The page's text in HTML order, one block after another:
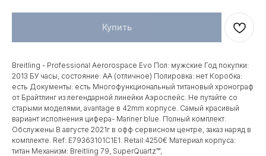
Купить
Breitling - Professional Aerorospace Evo Пол: мужские Год покупки:
2013 БУ часы, состояние: AA (отличное) Полировка: нет Коробка:
есть Документы: есть Многофункциональный титановый хронограф
от Брайтлинг из легендарной линейки Аэроспейс. Не путайте со
старыми моделями, avantage в 42mm корпусе. Самый красивый
вариант исполнения цифера- Mariner blue. Полный комплект.
Обслужены В августе 2021г в офф сервисном центре, заказ наряд в
комплекте. Ref: E79363101C1E1. Retail:4250€ Материал корпуса:
титан Механизм: Breitling 79, SuperQuartz™,